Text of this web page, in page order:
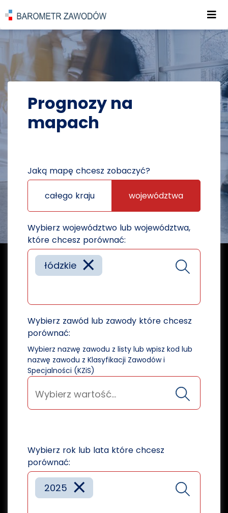
POWRÓT DO STRONY GŁÓWNEJ
PROGNOZY PROGNOZY NA MAPACH
Prognozy na
mapach
Jaką mapę chcesz zobaczyć?
całego kraju województwa
Wybierz województwo lub województwa,
które chcesz porównać:
×
łódzkie
Wybierz zawód lub zawody które chcesz
porównać:
Wybierz nazwę zawodu z listy lub wpisz kod lub
nazwę zawodu z Klasyfikacji Zawodów i
Specjalności (KZiS)
Wybierz rok lub lata które chcesz
porównać:
×
2025